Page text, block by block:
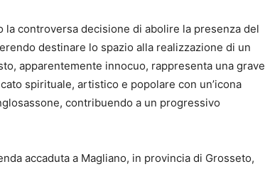
la controversa decisione di abolire la presenza del
destinare lo spazio alla realizzazione di un
apparentemente innocuo, rappresenta una grave
spirituale, artistico e popolare con un’icona
contribuendo a un progressivo
accaduta a Magliano, in provincia di Grosseto,